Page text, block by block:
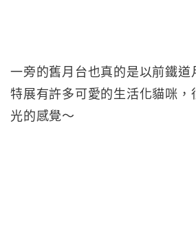
一旁的舊月台也真的是以前鐵道
特展有許多可愛的生活化貓咪，
光的感覺～